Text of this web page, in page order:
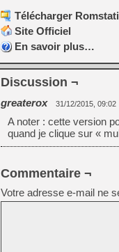
Télécharger
Site Officiel
En savoir plus…
Discussion ¬
greaterox 31/12/2015, 09:02
A noter : cette version
quand je clique sur «
Commentaire ¬
Votre adresse e-mail ne